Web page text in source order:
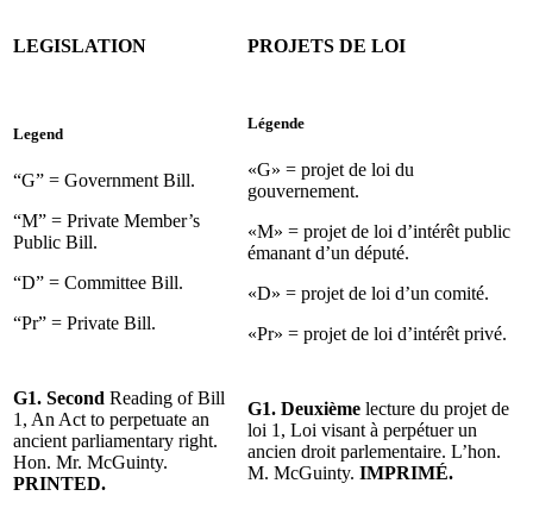
LEGISLATION PROJETS DE LOI
Legend
“G” = Government Bill.
“M” = Private Member’s
Public Bill.
“D” = Committee Bill.
“Pr” = Private Bill.
Légende
«G» = projet de loi du
gouvernement.
«M» = projet de loi d’intérêt public
émanant d’un député.
«D» = projet de loi d’un comité.
«Pr» = projet de loi d’intérêt privé.
G1. Second Reading of Bill
1, An Act to perpetuate an
ancient parliamentary right.
Hon. Mr. McGuinty.
PRINTED.
G1. Deuxième lecture du projet de
loi 1, Loi visant à perpétuer un
ancien droit parlementaire. L’hon.
M. McGuinty. IMPRIMÉ.